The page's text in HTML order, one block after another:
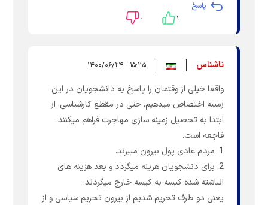
پاسخ
۱ ۰
ناشناس ۱۵:۳۵ - ۱۴۰۰/۰۶/۲۴
واقعا خیلی از وقتمان را پاسخ به دانشجویان در این
زمینه اختصاص میدهیم. حتی در مقطع کارشناسی. از
ابتدا به تحصیل زمینه سازی مهاجرت فراهم میکنند.
فاجعه است.
1. مردم عادی پول بیرون میبرند.
2. برای دنشجویان هزینه میگردد و بعد هزینه های
انباشته شده کیسه به کیسه خارج میگردند.
یعنی دو طرف تحریم شدیم از بیرون تحریم سیاسی و از